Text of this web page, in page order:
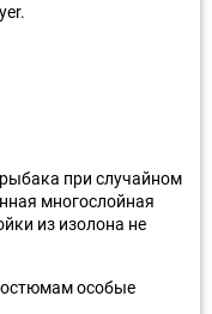
при случайном
многослойная
из изолона не
особые